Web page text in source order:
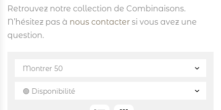
Retrouvez notre collection de Combinaisons.
N’hésitez pas à nous contacter si vous avez une
question.